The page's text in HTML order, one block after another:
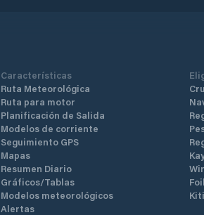
Características
Ruta Meteorológica
Ruta para motor
Planificación de Salida
Modelos de corriente
Seguimiento GPS
Mapas
Resumen Diario
Gráficos/Tablas
Modelos meteorológicos
Alertas